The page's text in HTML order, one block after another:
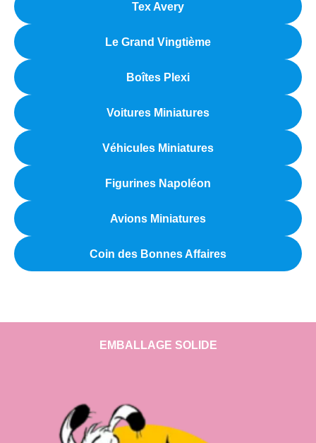
Tex Avery
Le Grand Vingtième
Boîtes Plexi
Voitures Miniatures
Véhicules Miniatures
Figurines Napoléon
Avions Miniatures
Coin des Bonnes Affaires
EMBALLAGE SOLIDE